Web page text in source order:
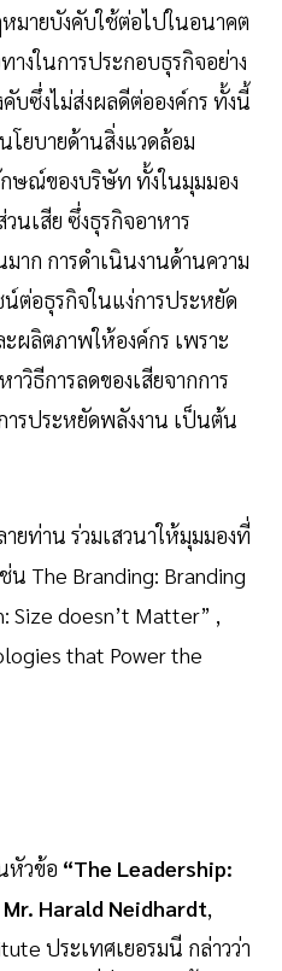
มายบังคับใช้ต่อไปในอนาคต
งในการประกอบธุรกิจอย่าง
บซึ่งไม่ส่งผลดีต่อองค์กร ทั้งนี้
โยบายด้านสิ่งแวดล้อม
ษณ์ของบริษัท ทั้งในมุมมอง
นเสีย ซึ่งธุรกิจอาหาร
าก การดำเนินงานด้านความ
ต่อธุรกิจในแง่การประหยัด
ลิตภาพให้องค์กร เพราะ
วิธีการลดของเสียจากการ
รประหยัดพลังงาน เป็นต้น
ยท่าน ร่วมเสวนาให้มุมมองที่
The Branding: Branding
Size doesn’t Matter” ,
that Power the
หัวข้อ “The Leadership:
Mr. Harald Neidhardt,
ประเทศเยอรมนี กล่าวว่า